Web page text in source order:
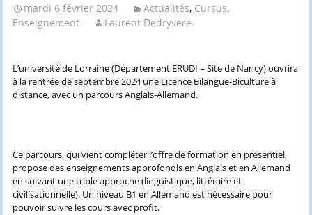
mardi 6 février 2024 Actualités, Cursus,
Enseignement
Laurent Dedryvere
L’université de Lorraine (Département ERUDI – Site de Nancy) ouvrira
à la rentrée de septembre 2024 une Licence Bilangue-Biculture à
distance, avec un parcours Anglais-Allemand.
Ce parcours, qui vient compléter l’offre de formation en présentiel,
propose des enseignements approfondis en Anglais et en Allemand
en suivant une triple approche (linguistique, littéraire et
civilisationnelle). Un niveau B1 en Allemand est nécessaire pour
pouvoir suivre les cours avec profit.